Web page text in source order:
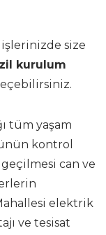
size
kurulum
tüm yaşam
kontrol
can ve
elektrik
ve tesisat